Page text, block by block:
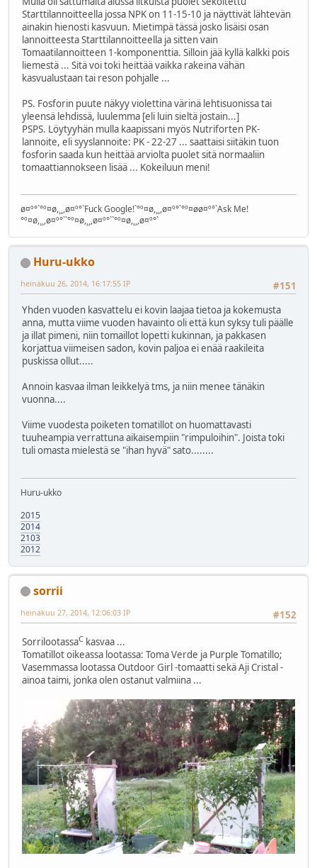
Starttilannoitteella jossa NPK on 11-15-10 ja näyttivät lähtevän
ainakin hienosti kasvuun. Mietimpä tässä josko lisäisi osan
lannoitteesta Starttilannoitteella ja sitten vain
Tomaatilannoitteen 1-komponenttia. Silloin jää kyllä kalkki pois
liemestä ... Sitä voi toki heittää vaikka rakeina vähän
kasvualustaan tai reson pohjalle ...
PS. Fosforin puute näkyy violettina värinä lehtisuonissa tai
yleensä lehdissä, luulemma [eli luin sieltä jostain...]
PSPS. Löytyyhän mulla kaapissani myös Nutriforten PK-
lannoite, eli syyslannoite: PK - 22-27 ... saattaisi siitäkin tuon
fosforin saada kun heittää arviolta puolet sitä normaaliin
tomaattiannokseen lisää ... Kokeiluun meni!
ø¤º°`°º¤ø,¸¸,ø¤º°`Fuck Google!`°º¤ø,¸¸,ø¤º°`°º¤øø¤º°`Ask Me!
°º¤ø,¸¸,ø¤º°``°º¤ø,¸¸,ø¤º°``°º¤ø,¸¸,ø¤º°`
Huru-ukko
#151
heinäkuu 26, 2014, 16:17:55 IP
Yhden vuoden kasvattelu ei kovin laajaa tietoa ja kokemusta
anna, mutta viime vuoden havainto oli että kun syksy tuli päälle
ja illat pimeni, niin tomaillot lopetti kukinnan, ja pakkasen
korjattua viimeisen sadon, kovin paljoa ei enää raakileita
puskissa ollut.....
Annoin kasvaa ilman leikkelyä tms, ja niin menee tänäkin
vuonna....
Viime vuodesta poiketen tomatillot on huomattavasti
tuuheampia verrattuna aikaisempiin "rimpuloihin". Joista toki
tuli omasta mielestä se "ihan hyvä" sato........
Huru-ukko
2015
2014
2103
2012
sorrii
#152
heinäkuu 27, 2014, 12:06:03 IP
SorrilootassaC kasvaa ...
Tomatillot oikeassa lootassa: Toma Verde ja Purple Tomatillo;
Vasemmassa lootassa Outdoor Girl -tomaatti sekä Aji Cristal -
ainoa taimi, jonka olen ostanut valmiina ...